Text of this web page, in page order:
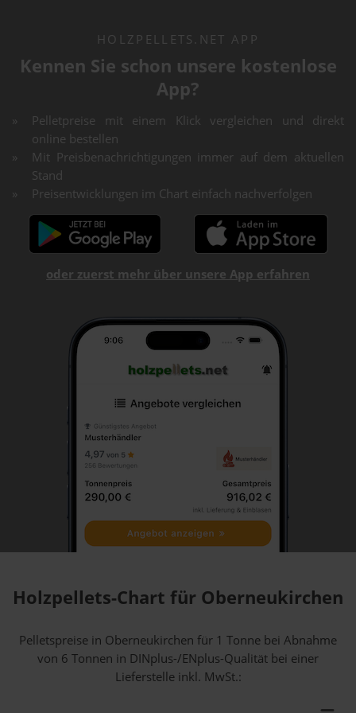
HOLZPELLETS.NET APP
Kennen Sie schon unsere kostenlose
App?
Pelletpreise mit einem Klick vergleichen und direkt
online bestellen
Mit Preisbenachrichtigungen immer auf dem aktuellen
Stand
Preisentwicklungen im Chart einfach nachverfolgen
oder zuerst mehr über unsere App erfahren
Holzpellets-Chart für Oberneukirchen
Pelletspreise in Oberneukirchen für 1 Tonne bei Abnahme
von 6 Tonnen in DINplus-/ENplus-Qualität bei einer
Lieferstelle inkl. MwSt.: